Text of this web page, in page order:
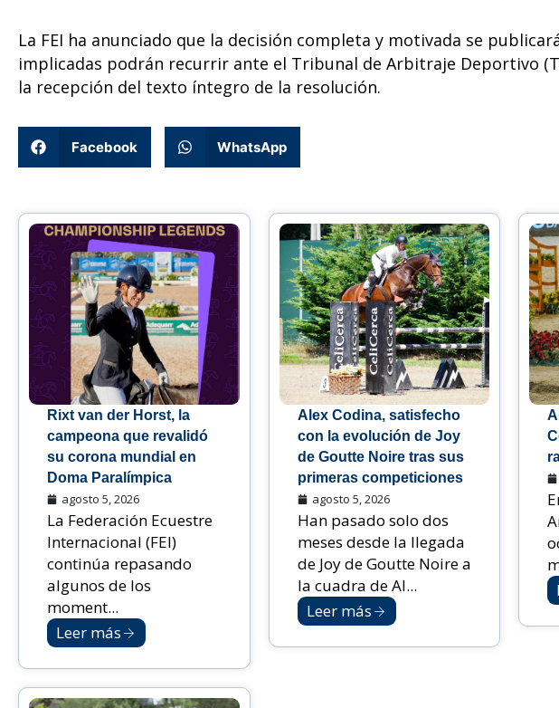
La FEI ha anunciado que la decisión completa y motivada se
implicadas podrán recurrir ante el Tribunal de Arbitraje Deportivo
la recepción del texto íntegro de la resolución.
Facebook WhatsApp
Rixt van der Horst, la
campeona que revalidó
su corona mundial en
Doma Paralímpica
agosto 5, 2026
La Federación Ecuestre
Internacional (FEI)
continúa repasando
algunos de los
moment...
Leer más
Alex Codina, satisfecho
con la evolución de Joy
de Goutte Noire tras sus
primeras competiciones
agosto 5, 2026
Han pasado solo dos
meses desde la llegada
de Joy de Goutte Noire a
la cuadra de Al...
Leer más